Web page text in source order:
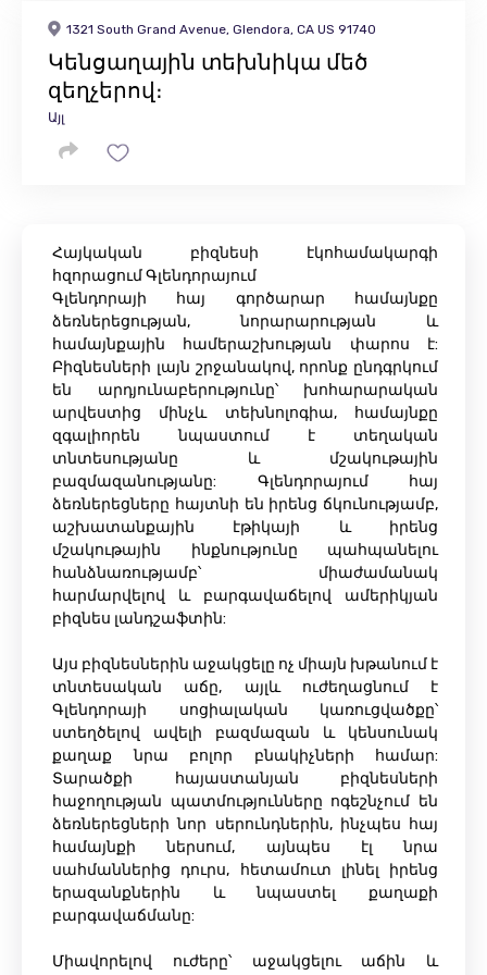
1321 South Grand Avenue, Glendora, CA US 91740
Կենցաղային տեխնիկա մեծ
զեղչերով։
Այլ
Հայկական բիզնեսի էկոհամակարգի
հզորացում Գլենդորայում
Գլենդորայի հայ գործարար համայնքը
ձեռներեցության, նորարարության և
համայնքային համերաշխության փարոս է:
Բիզնեսների լայն շրջանակով, որոնք ընդգրկում
են արդյունաբերությունը՝ խոհարարական
արվեստից մինչև տեխնոլոգիա, համայնքը
զգալիորեն նպաստում է տեղական
տնտեսությանը և մշակութային
բազմազանությանը: Գլենդորայում հայ
ձեռներեցները հայտնի են իրենց ճկունությամբ,
աշխատանքային էթիկայի և իրենց
մշակութային ինքնությունը պահպանելու
հանձնառությամբ՝ միաժամանակ
հարմարվելով և բարգավաճելով ամերիկյան
բիզնես լանդշաֆտին:
Այս բիզնեսներին աջակցելը ոչ միայն խթանում է
տնտեսական աճը, այլև ուժեղացնում է
Գլենդորայի սոցիալական կառուցվածքը՝
ստեղծելով ավելի բազմազան և կենսունակ
քաղաք նրա բոլոր բնակիչների համար:
Տարածքի հայաստանյան բիզնեսների
հաջողության պատմությունները ոգեշնչում են
ձեռներեցների նոր սերունդներին, ինչպես հայ
համայնքի ներսում, այնպես էլ նրա
սահմաններից դուրս, հետամուտ լինել իրենց
երազանքներին և նպաստել քաղաքի
բարգավաճմանը:
Միավորելով ուժերը՝ աջակցելու աճին և